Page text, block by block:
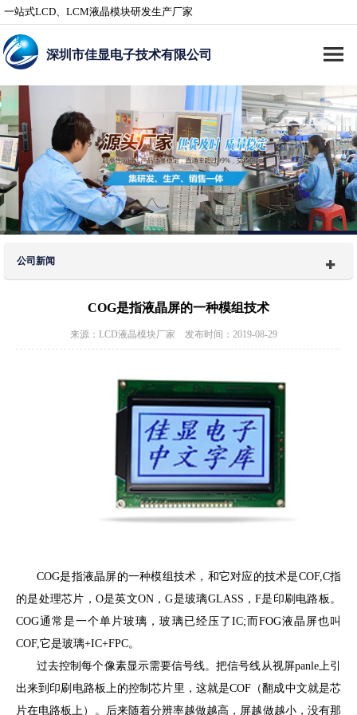
一站式LCD、LCM液晶模块研发生产厂家
深圳市佳显电子技术有限公司
公司新闻
COG是指液晶屏的一种模组技术
来源：LCD液晶模块厂家 发布时间：2019-08-29
COG是指液晶屏的一种模组技术，和它对应的技术是COF,C指
的是处理芯片，O是英文ON，G是玻璃GLASS，F是印刷电路板。
COG通常是一个单片玻璃，玻璃已经压了IC;而FOG液晶屏也叫
COF,它是玻璃+IC+FPC。
过去控制每个像素显示需要信号线。把信号线从视屏panle上引
出来到印刷电路板上的控制芯片里，这就是COF（翻成中文就是芯
片在电路板上）。后来随着分辨率越做越高，屏越做越小，没有那